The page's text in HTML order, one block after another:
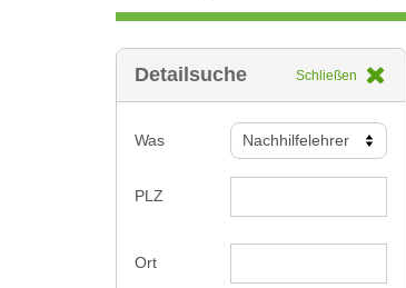
Detailsuche Schließen
Was
PLZ
Ort